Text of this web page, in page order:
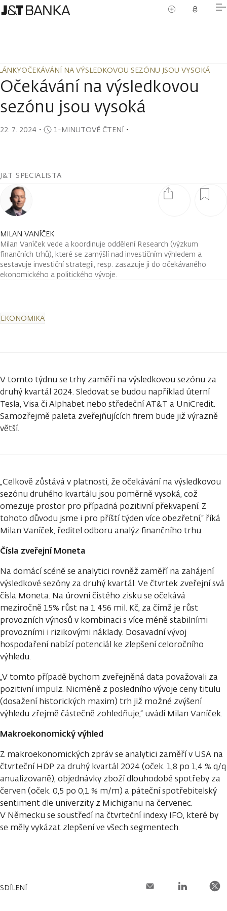
OČEKÁVÁNÍ NA VÝSLEDKOVOU SEZÓNU JSOU VYSOKÁ
OČEKÁVÁNÍ NA VÝSLEDKOVOU SEZÓNU JSOU VYSOKÁ
Očekávání na výsledkovou
sezónu jsou vysoká
22. 7. 2024 ・ 1-MINUTOVÉ ČTENÍ・
J&T SPECIALISTA
MILAN VANÍČEK
Milan Vaníček vede a koordinuje oddělení Research (výzkum
finančních trhů), které se zamýšlí nad investičním výhledem a
sestavuje investiční strategii, resp. zasazuje ji do očekávaného
ekonomického a politického vývoje.
EKONOMIKA
V tomto týdnu se trhy zaměří na výsledkovou sezónu za
druhý kvartál 2024. Sledovat se budou například úterní
Tesla, Visa či Alphabet nebo středeční AT&T a UniCredit.
Samozřejmě paleta zveřejňujících firem bude již výrazně
větší.
„Celkově zůstává v platnosti, že očekávání na výsledkovou
sezónu druhého kvartálu jsou poměrně vysoká, což
omezuje prostor pro případná pozitivní překvapení. Z
tohoto důvodu jsme i pro příští týden více obezřetní,“ říká
Milan Vaníček, ředitel odboru analýz finančního trhu.
Čísla zveřejní Moneta
Na domácí scéně se analytici rovněž zaměří na zahájení
výsledkové sezóny za druhý kvartál. Ve čtvrtek zveřejní svá
čísla Moneta. Na úrovni čistého zisku se očekává
meziročně 15% růst na 1 456 mil. Kč, za čímž je růst
provozních výnosů v kombinaci s více méně stabilními
provozními i rizikovými náklady. Dosavadní vývoj
hospodaření nabízí potenciál ke zlepšení celoročního
výhledu.
„V tomto případě bychom zveřejněná data považovali za
pozitivní impulz. Nicméně z posledního vývoje ceny titulu
(dosažení historických maxim) trh již možné zvýšení
výhledu zřejmě částečně zohledňuje,“ uvádí Milan Vaníček.
Makroekonomický výhled
Z makroekonomických zpráv se analytici zaměří v USA na
čtvrteční HDP za druhý kvartál 2024 (oček. 1,8 po 1,4 % q/q
anualizovaně), objednávky zboží dlouhodobé spotřeby za
červen (oček. 0,5 po 0,1 % m/m) a páteční spotřebitelský
sentiment dle univerzity z Michiganu na červenec.
V Německu se soustředí na čtvrteční indexy IFO, které by
se měly vykázat zlepšení ve všech segmentech.
SDÍLENÍ